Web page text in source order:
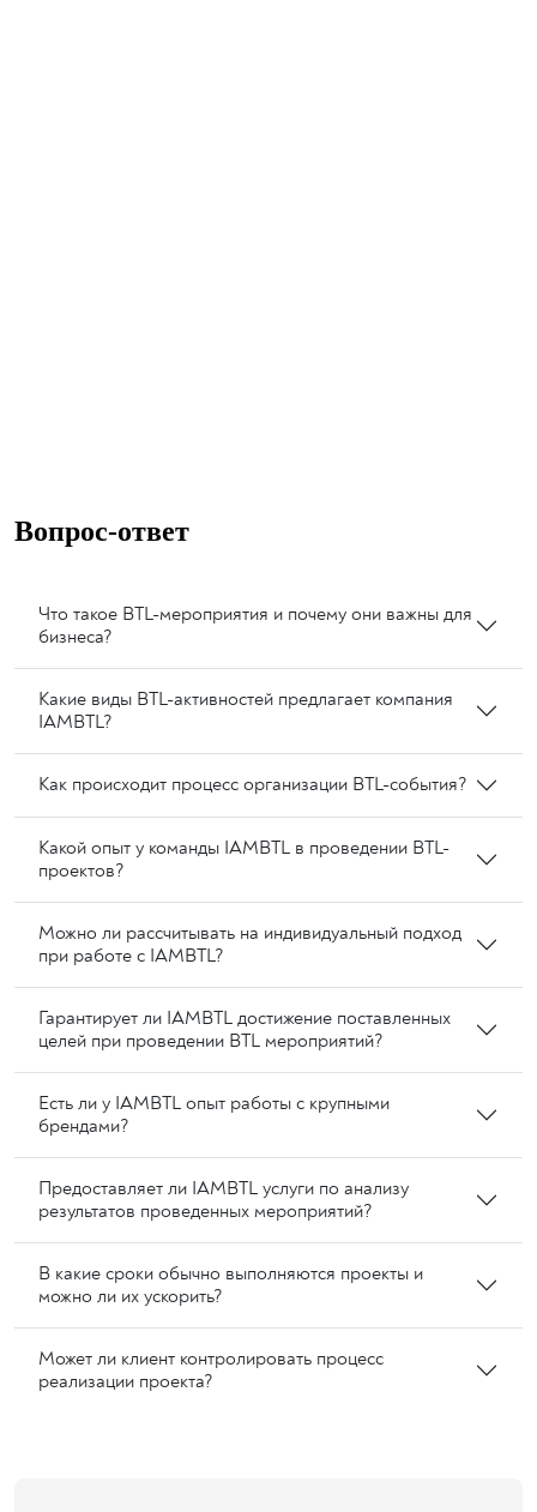
Вопрос-ответ
Что такое BTL-мероприятия и почему они важны для
бизнеса?
Какие виды BTL-активностей предлагает компания
IAMBTL?
Как происходит процесс организации BTL-события?
Какой опыт у команды IAMBTL в проведении BTL-
проектов?
Можно ли рассчитывать на индивидуальный подход
при работе с IAMBTL?
Гарантирует ли IAMBTL достижение поставленных
целей при проведении BTL мероприятий?
Есть ли у IAMBTL опыт работы с крупными
брендами?
Предоставляет ли IAMBTL услуги по анализу
результатов проведенных мероприятий?
В какие сроки обычно выполняются проекты и
можно ли их ускорить?
Может ли клиент контролировать процесс
реализации проекта?